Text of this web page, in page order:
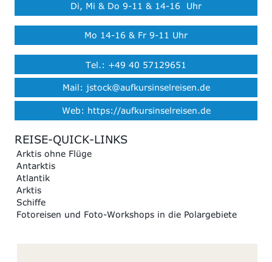
Di, Mi & Do 9-11 & 14-16 Uhr
Mo 14-16 & Fr 9-11 Uhr
Tel.: +49 40 57129651
Mail: jstock@aufkursinselreisen.de
Web: https://aufkursinselreisen.de
REISE-QUICK-LINKS
Arktis ohne Flüge
Antarktis
Atlantik
Arktis
Schiffe
Fotoreisen und Foto-Workshops in die Polargebiete